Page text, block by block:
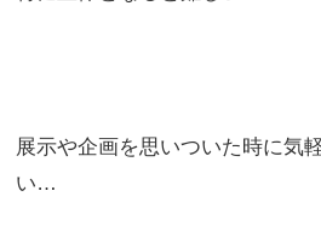
展示や企画を思いついた時に気
い…